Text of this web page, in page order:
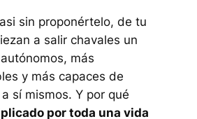
sin proponértelo, de tu
a salir chavales un
más
y más capaces de
sí mismos. Y por qué
por toda una vida